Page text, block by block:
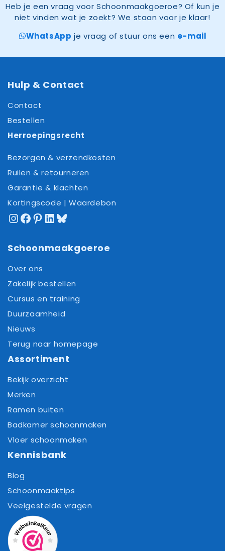
Heb je een vraag voor Schoonmaakgoeroe? Of kun je
niet vinden wat je zoekt? We staan voor je klaar!
WhatsApp je vraag of stuur ons een e-mail
Hulp & Contact
Contact
Bestellen
Herroepingsrecht
Bezorgen & verzendkosten
Ruilen & retourneren
Garantie & klachten
Kortingscode | Waardebon
Instagram
Facebook
Pinterest
LinkedIn
Bluesky
Schoonmaakgoeroe
Over ons
Zakelijk bestellen
Cursus en training
Duurzaamheid
Nieuws
Terug naar homepage
Assortiment
Bekijk overzicht
Merken
Ramen buiten
Badkamer schoonmaken
Vloer schoonmaken
Kennisbank
Blog
Schoonmaaktips
Veelgestelde vragen